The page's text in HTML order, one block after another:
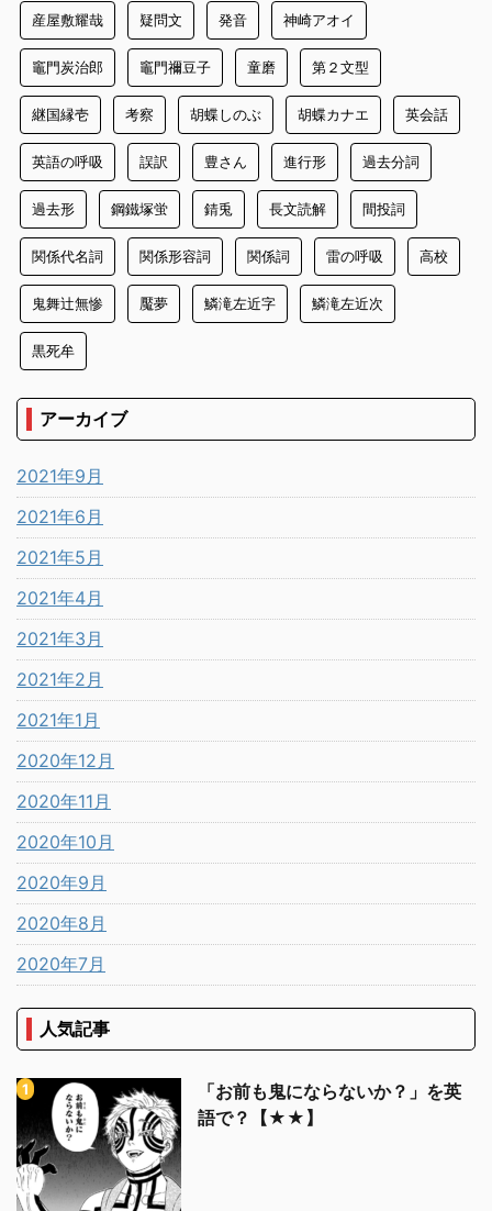
産屋敷耀哉 疑問文 発音 神崎アオイ
竈門炭治郎 竈門禰豆子 童磨 第２文型
継国縁壱 考察 胡蝶しのぶ 胡蝶カナエ 英会話
英語の呼吸 誤訳 豊さん 進行形 過去分詞
過去形 鋼鐵塚蛍 錆兎 長文読解 間投詞
関係代名詞 関係形容詞 関係詞 雷の呼吸 高校
鬼舞辻無惨 魘夢 鱗滝左近字 鱗滝左近次
黒死牟
アーカイブ
2021年9月
2021年6月
2021年5月
2021年4月
2021年3月
2021年2月
2021年1月
2020年12月
2020年11月
2020年10月
2020年9月
2020年8月
2020年7月
人気記事
「お前も鬼にならないか？」を英
語で？【★★】